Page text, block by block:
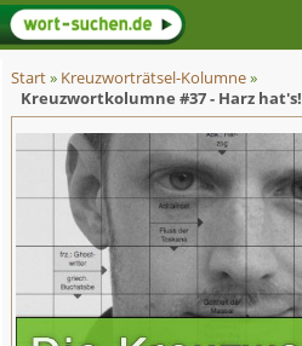
Start» Kreuzworträtsel-Kolumne»
Kreuzwortkolumne #37 - Harz hat's!